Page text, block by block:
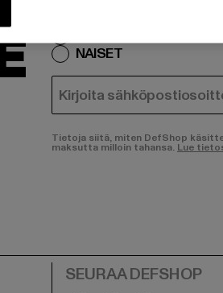
NAISET
SÄHKÖPOSTI
Tietoja siitä, miten DefShop
maksutta milloin tahansa. Lue